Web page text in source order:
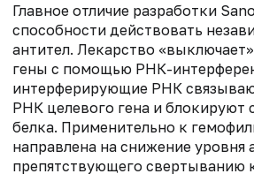
Главное отличие разработки
способности действовать
антител. Лекарство
гены с помощью РНК-
интерферирующие РНК
РНК целевого гена и блокируют
белка. Применительно к
направлена на снижение уровня
препятствующего свертыванию